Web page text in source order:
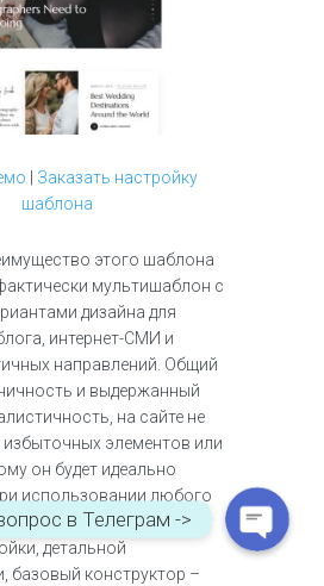
| Заказать настройку
шаблона
этого шаблона
мультишаблон с
дизайна для
интернет-СМИ и
направлений. Общий
и выдержанный
на сайте не
избыточных элементов или
он будет идеально
использовании любого
все необходимое для
детальной
базовый конструктор –
в Телеграм ->